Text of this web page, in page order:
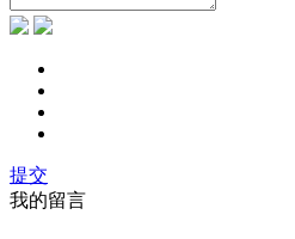
提交
我的留言